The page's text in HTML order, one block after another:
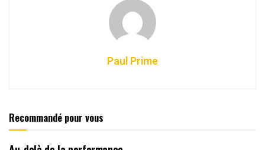
Paul Prime
Recommandé pour vous